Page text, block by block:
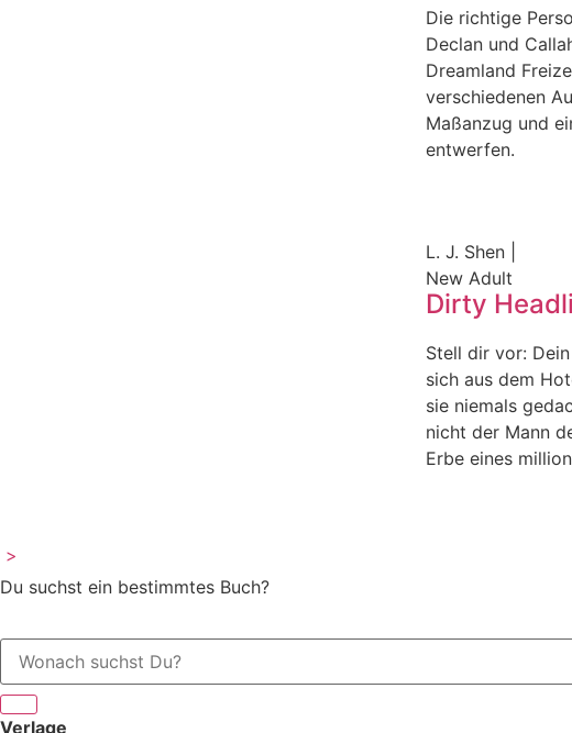
Die richtige
Declan und
Dreamland
verschiedenen
Maßanzug und
entwerfen.
L. J. Shen |
New Adult
Dirty
Stell dir vor:
sich aus dem
sie niemals
nicht der Mann
Erbe eines
>
Du suchst ein bestimmtes Buch?
Verlage